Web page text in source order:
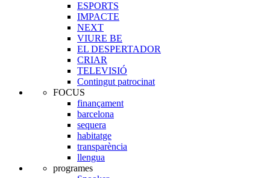
ESPORTS
IMPACTE
NEXT
VIURE BE
EL DESPERTADOR
CRIAR
TELEVISIÓ
Contingut patrocinat
FOCUS
finançament
barcelona
sequera
habitatge
transparència
llengua
programes